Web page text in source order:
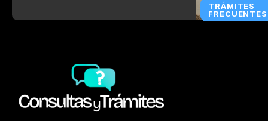
TRÁMITES
FRECUENTES